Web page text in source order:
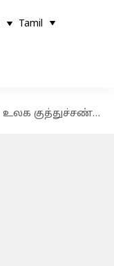
Tamil
உலக குத்துச்சண்டை சாம்பியன்ஷிப்பில் இந்தியாவுக்கு முதல் தங்கம் வென்றார் ஜாஸ்மின் லம்போரியா